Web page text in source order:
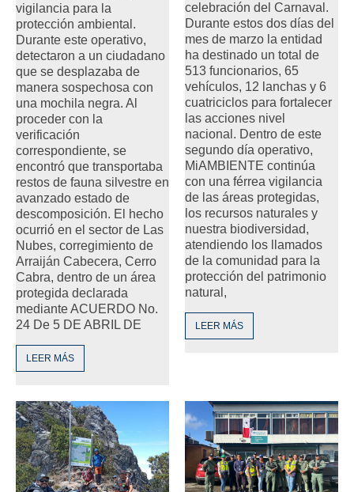
vigilancia para la
protección ambiental.
Durante este operativo,
detectaron a un ciudadano
que se desplazaba de
manera sospechosa con
una mochila negra. Al
proceder con la
verificación
correspondiente, se
encontró que transportaba
restos de fauna silvestre en
avanzado estado de
descomposición. El hecho
ocurrió en el sector de Las
Nubes, corregimiento de
Arraiján Cabecera, Cerro
Cabra, dentro de un área
protegida declarada
mediante ACUERDO No.
24 De 5 DE ABRIL DE
LEER MÁS
celebración del Carnaval.
Durante estos dos días del
mes de marzo la entidad
ha destinado un total de
513 funcionarios, 65
vehículos, 12 lanchas y 6
cuatriciclos para fortalecer
las acciones nivel
nacional. Dentro de este
segundo día operativo,
MiAMBIENTE continúa
con una férrea vigilancia
de las áreas protegidas,
los recursos naturales y
nuestra biodiversidad,
atendiendo los llamados
de la comunidad para la
protección del patrimonio
natural,
LEER MÁS